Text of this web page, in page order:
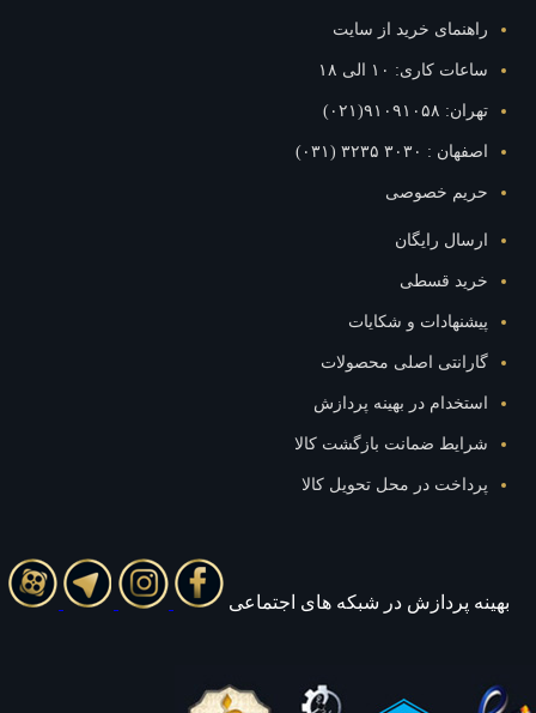
راهنمای خرید از سایت
ساعات کاری: ۱۰ الی ۱۸
تهران: ۹۱۰۹۱۰۵۸(۰۲۱)
اصفهان : ۳۰۳۰ ۳۲۳۵ (۰۳۱)
حریم خصوصی
ارسال رایگان
خرید قسطی
پیشنهادات و شکایات
گارانتی اصلی محصولات
استخدام در بهینه پردازش
شرایط ضمانت بازگشت کالا
پرداخت در محل تحویل کالا
بهينه پردازش در شبکه های اجتماعی